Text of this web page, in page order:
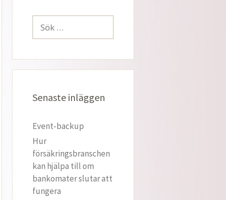
efter:
Senaste inläggen
Event-backup
Hur
försäkringsbranschen
kan hjälpa till om
bankomater slutar att
fungera